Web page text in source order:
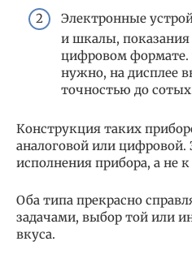
Электронные
и шкалы, показания
цифровом формате.
нужно, на дисплее
точностью до
Конструкция таких
аналоговой или цифровой.
исполнения прибора, а не
Оба типа прекрасно
задачами, выбор той или
вкуса.